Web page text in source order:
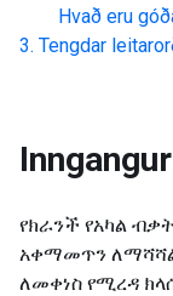
Hvað eru
Tengdar
የክራንች የአካል
አቀማመጥን ለማሻሻል
ለመቀነስ የሚረዳ